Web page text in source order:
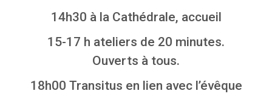
14h30 à la Cathédrale, accueil
15-17 h ateliers de 20 minutes.
Ouverts à tous.
18h00 Transitus en lien avec l’évêque